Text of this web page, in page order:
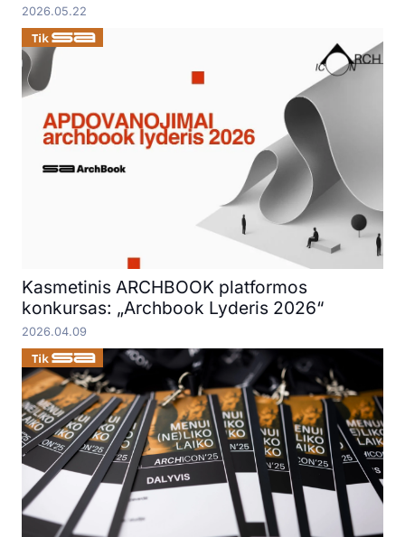
2026.05.22
Kasmetinis ARCHBOOK platformos
konkursas: „Archbook Lyderis 2026“
2026.04.09